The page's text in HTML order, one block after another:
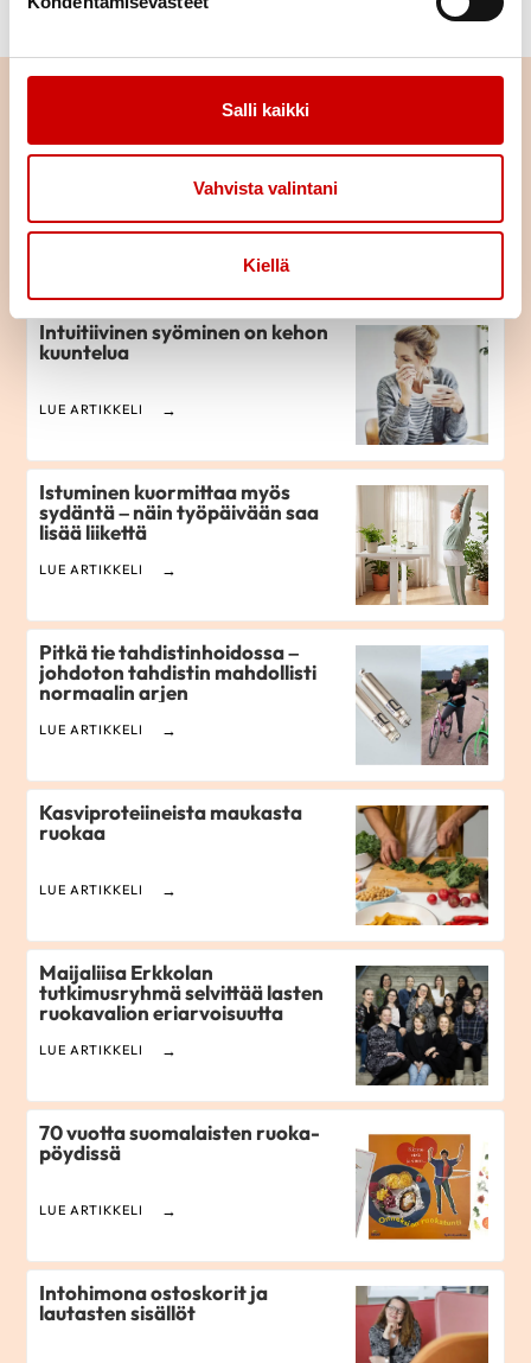
Salli kaikki
Vahvista valintani
Kiellä
Voit etsiä uusia herkkuja
Sydänmerkin reseptihausta
Intuitiivinen syöminen on kehon
kuuntelua
LUE ARTIKKELI
Istuminen kuormittaa myös
sydäntä – näin työpäivään saa
lisää liikettä
LUE ARTIKKELI
Pitkä tie tahdistinhoidossa –
johdoton tahdistin mahdollisti
normaalin arjen
LUE ARTIKKELI
Kasviproteiineista maukasta
ruokaa
LUE ARTIKKELI
Maijaliisa Erkkolan
tutkimusryhmä selvittää lasten
ruokavalion eriarvoisuutta
LUE ARTIKKELI
70 vuotta suomalaisten ruoka­
pöydissä
LUE ARTIKKELI
Intohimona ostoskorit ja
lautasten sisällöt